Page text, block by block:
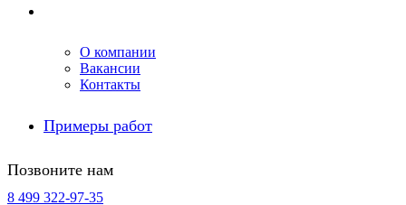
О компании
Вакансии
Контакты
Примеры работ
Позвоните нам
8 499 322-97-35